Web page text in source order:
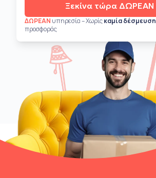
Ξεκίνα τώρα ΔΩΡΕΑΝ
ΔΩΡΕΑΝ υπηρεσία – Χωρίςκαμία δέσμευση
προσφοράς